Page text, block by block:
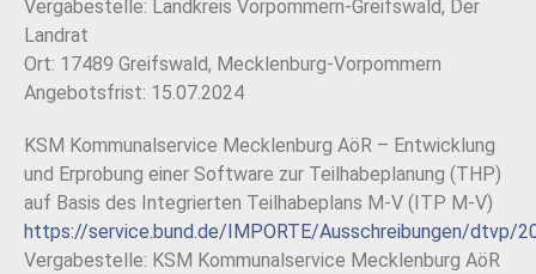
Vergabestelle: Landkreis Vorpommern-Greifswald, Der
Landrat
Ort: 17489 Greifswald, Mecklenburg-Vorpommern
Angebotsfrist: 15.07.2024
KSM Kommunalservice Mecklenburg AöR – Entwicklung
und Erprobung einer Software zur Teilhabeplanung (THP)
auf Basis des Integrierten Teilhabeplans M-V (ITP M-V)
https://service.bund.de/IMPORTE/Ausschreibungen/dtvp/
Vergabestelle: KSM Kommunalservice Mecklenburg AöR